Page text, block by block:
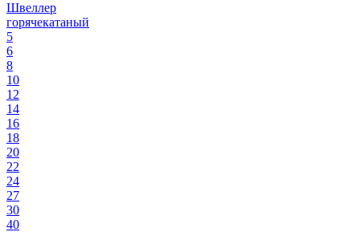
Швеллер
горячекатаный
5
6
8
10
12
14
16
18
20
22
24
27
30
40